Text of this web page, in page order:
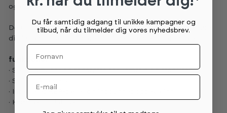
og drikkevarer.
Derudover har kollektionen et kompakt design, som vil gøre
dig i stand til at optimere dit fitnesscenters potentiale.
funktioner:
· Store lårpuder og fodstøtte for komfort og stabilitet
· Solid stålramme
· Integreret REP-tæller og indbygget opbevaring
· Kompakt fodaftryk
Du får samtidig adgang til unikke kampagner og
tilbud, når du tilmelder dig vores nyhedsbrev.
Fornavn
Email